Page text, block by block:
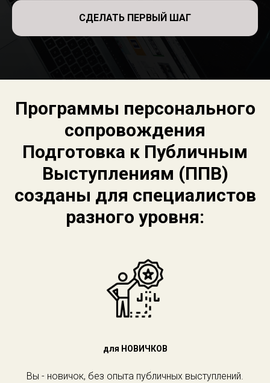
СДЕЛАТЬ ПЕРВЫЙ ШАГ
Программы персонального
сопровождения
Подготовка к Публичным
Выступлениям (ППВ)
созданы для специалистов
разного уровня:
для НОВИЧКОВ
Вы - новичок, без опыта публичных выступлений.